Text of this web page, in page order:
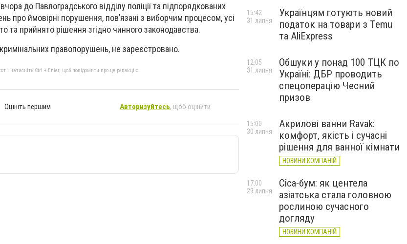
до Павлоградського відділу поліції та підпорядкованих
про ймовірні порушення, пов’язані з виборчим процесом, усі
та прийнято рішення згідно чинного законодавства.
правопорушень, не зареєстровано.
і натисніть Ctrl + Enter, щоб повідомити про це редакцію
Оцініть першим Авторизуйтесь, щоб оцінити
Українцям готують новий
податок на товари з Temu
та AliExpress
15:42
31 липня
Обшуки у понад 100 ТЦК по
Україні: ДБР проводить
спецоперацію Чесний
призов
12:05
31 липня
Акрилові ванни Ravak:
комфорт, якість і сучасні
рішення для ванної кімнати
НОВИНИ КОМПАНІЙ
15:00
30 липня
Cica-бум: як центела
азіатська стала головною
рослиною сучасного
догляду
НОВИНИ КОМПАНІЙ
17:00
29 липня